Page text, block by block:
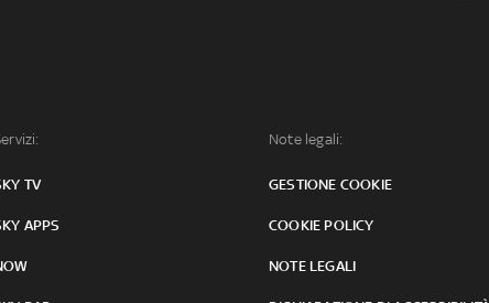
TV
APPS
Note legali:
GESTIONE COOKIE
COOKIE POLICY
NOTE LEGALI